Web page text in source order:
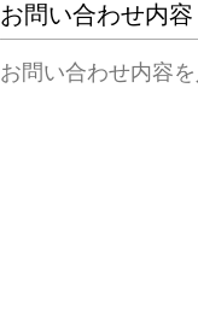
お問い合わせ内容